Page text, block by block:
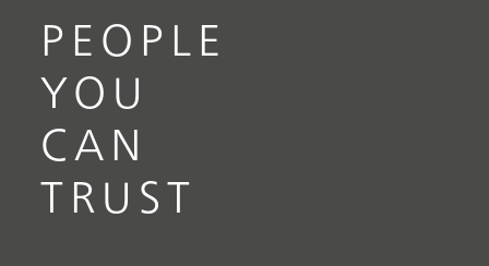
PEOPLE
YOU
CAN
TRUST